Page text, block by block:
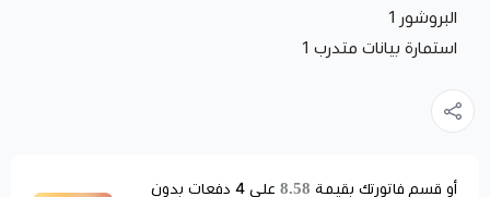
البروشور 1
استمارة بيانات متدرب 1
أو قسم فاتورتك بقيمة 8.58 على 4 دفعات بدون